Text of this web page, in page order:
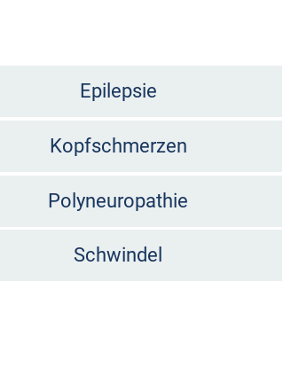
Epilepsie
Kopfschmerzen
Polyneuropathie
Schwindel